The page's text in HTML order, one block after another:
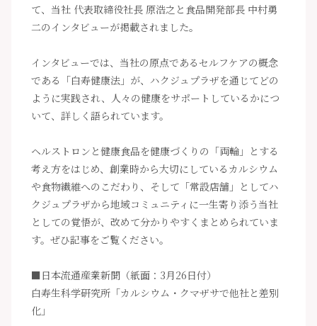
て、当社 代表取締役社長 原浩之と食品開発部長 中村勇
二のインタビューが掲載されました。
インタビューでは、当社の原点であるセルフケアの概念
である「白寿健康法」が、ハクジュプラザを通じてどの
ように実践され、人々の健康をサポートしているかにつ
いて、詳しく語られています。
ヘルストロンと健康食品を健康づくりの「両輪」とする
考え方をはじめ、創業時から大切にしているカルシウム
や食物繊維へのこだわり、そして「常設店舗」としてハ
クジュプラザから地域コミュニティに一生寄り添う当社
としての覚悟が、改めて分かりやすくまとめられていま
す。ぜひ記事をご覧ください。
■日本流通産業新聞（紙面：3月26日付）
白寿生科学研究所「カルシウム・クマザサで他社と差別
化」